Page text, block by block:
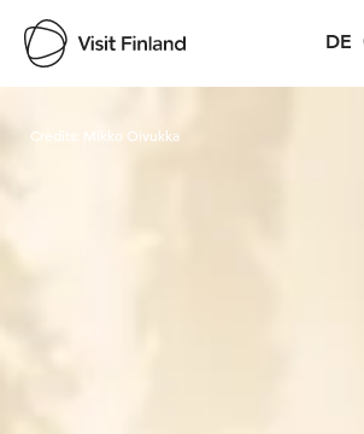
DE
Visit Finland
Credits: Mikko Oivukka